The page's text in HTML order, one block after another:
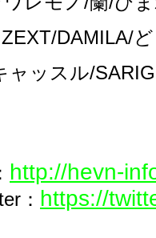
DAMILA/
ャッスル/
http://hevn-
： https://